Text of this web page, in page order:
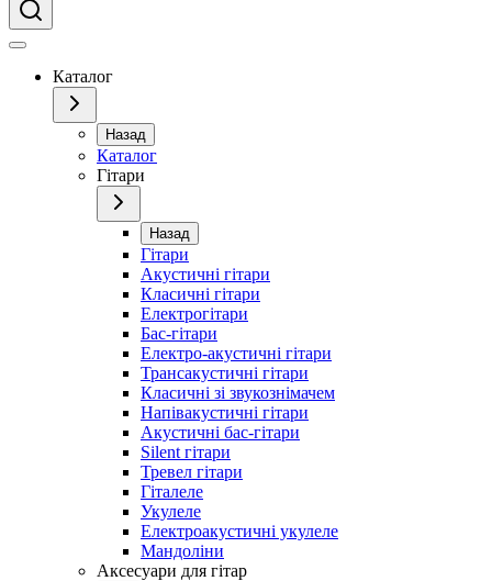
Каталог
Назад
Каталог
Гітари
Назад
Гітари
Акустичні гітари
Класичні гітари
Електрогітари
Бас-гітари
Електро-акустичні гітари
Трансакустичні гітари
Класичні зі звукознімачем
Напівакустичні гітари
Акустичні бас-гітари
Silent гітари
Тревел гітари
Гіталеле
Укулеле
Електроакустичні укулеле
Мандоліни
Аксесуари для гітар